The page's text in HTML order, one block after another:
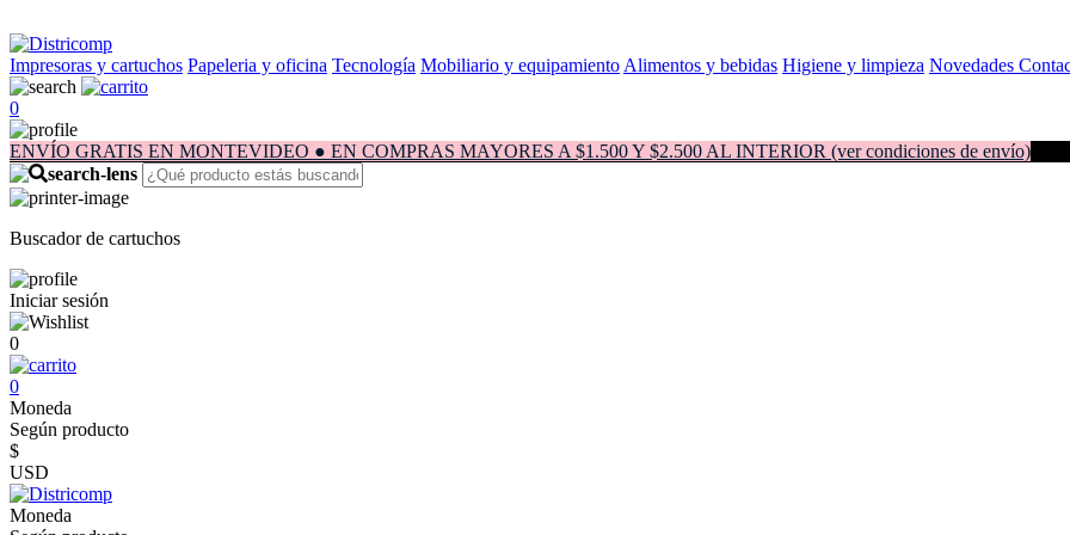
Impresoras y cartuchos Papeleria y oficina Tecnología Mobiliario y equipamiento Alimentos y bebidas Higiene y limpieza Novedades
0
ENVÍO GRATIS EN MONTEVIDEO ● EN COMPRAS MAYORES A $1.500 Y $2.500 AL INTERIOR (ver condiciones de envío)
Buscador de cartuchos
Iniciar sesión
0
0
Moneda
Según producto
$
USD
Moneda